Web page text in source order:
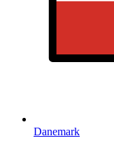
Danemark